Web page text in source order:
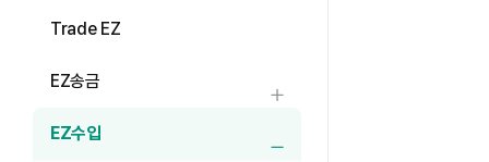
Trade EZ
EZ송금
EZ수입